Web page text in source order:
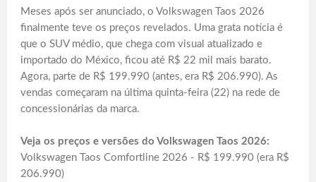
Meses após ser anunciado, o Volkswagen Taos 2026
finalmente teve os preços revelados. Uma grata notícia é
que o SUV médio, que chega com visual atualizado e
importado do México, ficou até R$ 22 mil mais barato.
Agora, parte de R$ 199.990 (antes, era R$ 206.990). As
vendas começaram na última quinta-feira (22) na rede de
concessionárias da marca.
Veja os preços e versões do Volkswagen Taos 2026:
Volkswagen Taos Comfortline 2026 - R$ 199.990 (era R$
206.990)